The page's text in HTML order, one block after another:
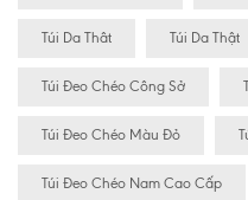
Túi Da Thât Túi Da Thật
Túi Đeo Chéo Công Sở
Túi Đeo Chéo Màu Đỏ
Túi Đeo Chéo Nam Cao Cấp